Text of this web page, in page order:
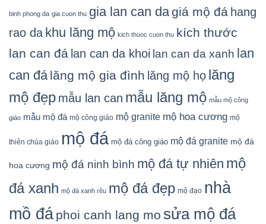
binh phong da gia cuon thu gia lan can dagiá mộ đá hang
rao da khu lăng mộ kich thuoc cuon thu kích thước
lan can đá lan can da khoi lan can da xanh lan
can đá lăng mộ gia đình lăng mộ họ lăng
mộ đẹp mẫu lan can mẫu lăng mộ mẫu mộ công
giáo mẫu mộ đá mộ công giáo mộ granite mộ hoa cương mộ
thiên chúa giáo mộ đá mộ đá công giáo mộ đá granite mộ đá
hoa cương mộ đá ninh bình mộ đá tự nhiên mộ
đá xanh mộ đá xanh rêu mộ đá đẹp mộ đạo nhà
mồ đá phoi canh lang mo sửa mộ đá